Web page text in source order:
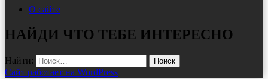
О сайте
НАЙДИ ЧТО ТЕБЕ ИНТЕРЕСНО
Найти:
Сайт работает на WordPress